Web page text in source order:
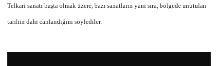
Telkari sanatı başta olmak üzere, bazı sanatların yanı sıra, bölgede unutulan
tarihin dahi canlandığını söylediler.